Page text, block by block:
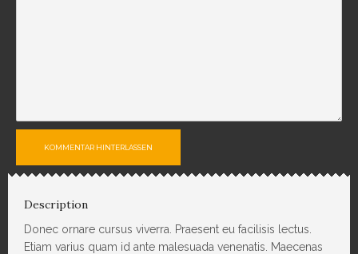
KOMMENTAR HINTERLASSEN
Description
Donec ornare cursus viverra. Praesent eu facilisis lectus.
Etiam varius quam id ante malesuada venenatis. Maecenas